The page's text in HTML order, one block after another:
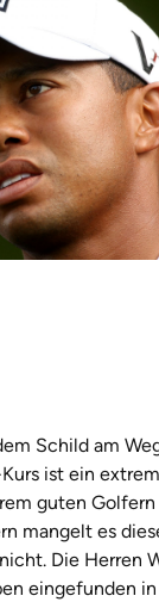
Schild am
ist ein
guten Golfern
mangelt es
Die Herren
eingefunden